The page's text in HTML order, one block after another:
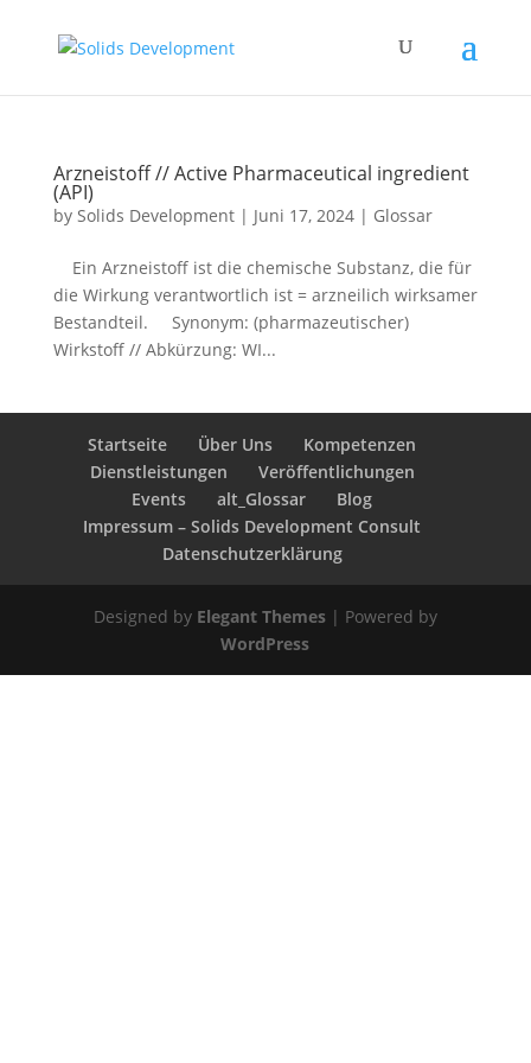
Arzneistoff // Active Pharmaceutical ingredient
(API)
by Solids Development| Juni 17, 2024| Glossar
Ein Arzneistoff ist die chemische Substanz, die für
die Wirkung verantwortlich ist = arzneilich wirksamer
Bestandteil. Synonym: (pharmazeutischer)
Wirkstoff // Abkürzung: WI...
Startseite Über Uns
Kompetenzen
Dienstleistungen
Veröffentlichungen
Events
alt_Glossar
Blog
Impressum – Solids Development Consult
Datenschutzerklärung
Designed by Elegant Themes| Powered by
WordPress